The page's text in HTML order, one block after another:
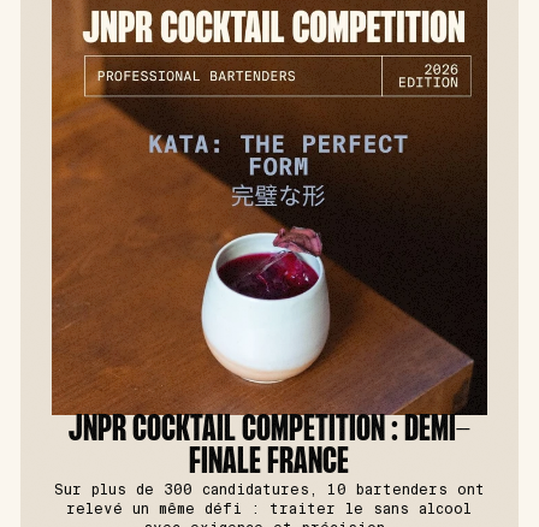
JNPR COCKTAIL COMPETITION : DEMI-
FINALE FRANCE
Sur plus de 300 candidatures, 10 bartenders ont
relevé un même défi : traiter le sans alcool